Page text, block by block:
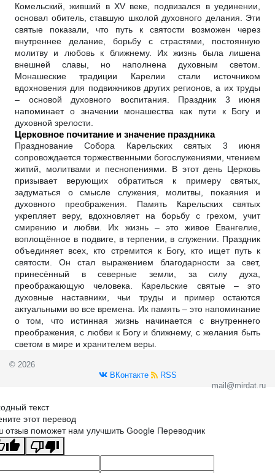
Комельский, живший в XV веке, подвизался в уединении,
основал обитель, ставшую школой духовного делания. Эти
святые показали, что путь к святости возможен через
внутреннее делание, борьбу с страстями, постоянную
молитву и любовь к ближнему. Их жизнь была лишена
внешней славы, но наполнена духовным светом.
Монашеские традиции Карелии стали источником
вдохновения для подвижников других регионов, а их труды
– основой духовного воспитания. Праздник 3 июня
напоминает о значении монашества как пути к Богу и
духовной зрелости.
Церковное почитание и значение праздника
Празднование Собора Карельских святых 3 июня
сопровождается торжественными богослужениями, чтением
житий, молитвами и песнопениями. В этот день Церковь
призывает верующих обратиться к примеру святых,
задуматься о смысле служения, молитвы, покаяния и
духовного преображения. Память Карельских святых
укрепляет веру, вдохновляет на борьбу с грехом, учит
смирению и любви. Их жизнь – это живое Евангелие,
воплощённое в подвиге, в терпении, в служении. Праздник
объединяет всех, кто стремится к Богу, кто ищет путь к
святости. Он стал выражением благодарности за свет,
принесённый в северные земли, за силу духа,
преображающую человека. Карельские святые – это
духовные наставники, чьи труды и пример остаются
актуальными во все времена. Их память – это напоминание
о том, что истинная жизнь начинается с внутреннего
преображения, с любви к Богу и ближнему, с желания быть
светом в мире и хранителем веры.
© 2026
ВКонтакте
RSS
mail@mirdat.ru
текст
этот перевод
отзыв поможет нам улучшить Google Переводчик